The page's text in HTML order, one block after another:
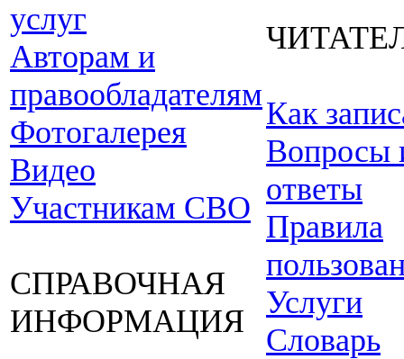
услуг
Авторам и
правообладателям
Фотогалерея
Видео
Участникам СВО
СПРАВОЧНАЯ
ИНФОРМАЦИЯ
Как
Вопросы
ответы
Правила
Услуги
Словарь